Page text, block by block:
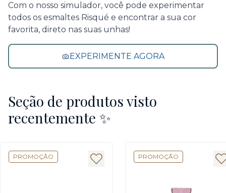
Com o nosso simulador, você pode experimentar
todos os esmaltes Risqué e encontrar a sua cor
favorita, direto nas suas unhas!
EXPERIMENTE AGORA
Seção de produtos visto
recentemente ✨
PROMOÇÃO PROMOÇÃO